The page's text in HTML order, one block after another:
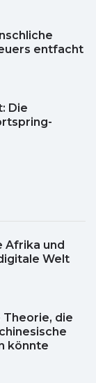
entfacht
Die
Afrika und
Welt
Theorie, die
könnte